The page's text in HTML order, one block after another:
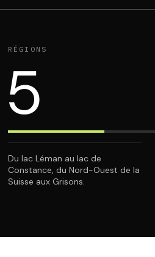
RÉGIONS
5
Du lac Léman au lac de
Constance, du Nord-Ouest de la
Suisse aux Grisons.